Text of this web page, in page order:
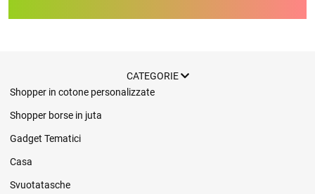
CATEGORIE
Shopper in cotone personalizzate
Shopper borse in juta
Gadget Tematici
Casa
Svuotatasche